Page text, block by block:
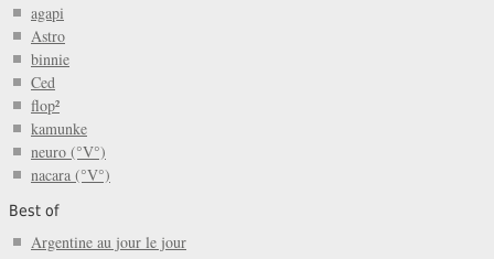
agapi
Astro
binnie
Ced
flop²
kamunke
neuro (°V°)
nacara (°V°)
Best of
Argentine au jour le jour